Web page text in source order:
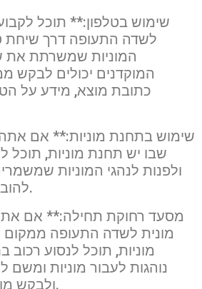
לשדה התעופה דרך שיחת
המוניות שמשרתת
המוקדנים יכולים לבקש
כתובת מוצא, מידע על
שבו יש תחנת מוניות,
ולפנות לנהגי המוניות
להובילך לשדה התעופה.
מונית לשדה התעופה ממקום
מוניות, תוכל לנסוע
נוהגות לעבור מוניות
ולבקש מוניה לשדה התעופה.